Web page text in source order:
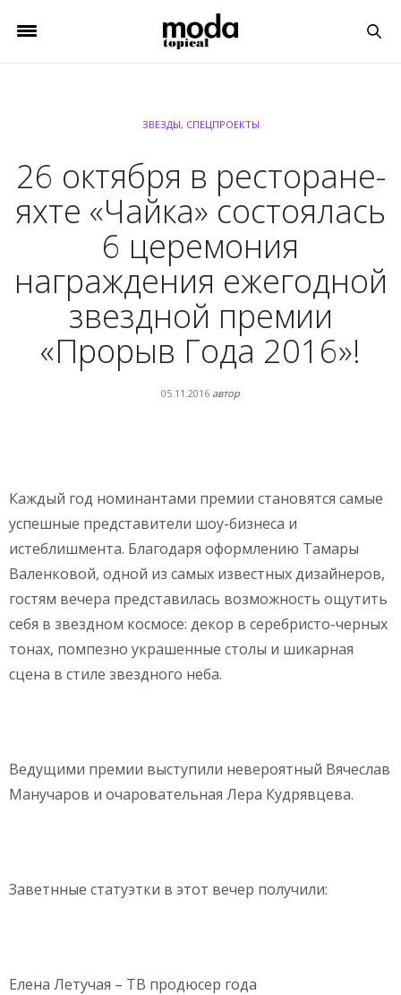
ЗВЕЗДЫ, СПЕЦПРОЕКТЫ
26 октября в ресторане-
яхте «Чайка» состоялась
6 церемония
награждения ежегодной
звездной премии
«Прорыв Года 2016»!
05.11.2016 автор
Каждый год номинантами премии становятся самые
успешные представители шоу-бизнеса и
истеблишмента. Благодаря оформлению Тамары
Валенковой, одной из самых известных дизайнеров,
гостям вечера представилась возможность ощутить
себя в звездном космосе: декор в серебристо-черных
тонах, помпезно украшенные столы и шикарная
сцена в стиле звездного неба.
Ведущими премии выступили невероятный Вячеслав
Манучаров и очаровательная Лера Кудрявцева.
Заветнные статуэтки в этот вечер получили:
Елена Летучая – ТВ продюсер года